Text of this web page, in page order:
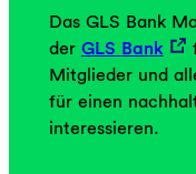
Das GLS Bank
der GLS Bank
Mitglieder und
für einen
interessieren.